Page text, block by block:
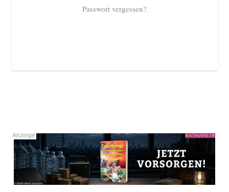
Passwort vergessen?